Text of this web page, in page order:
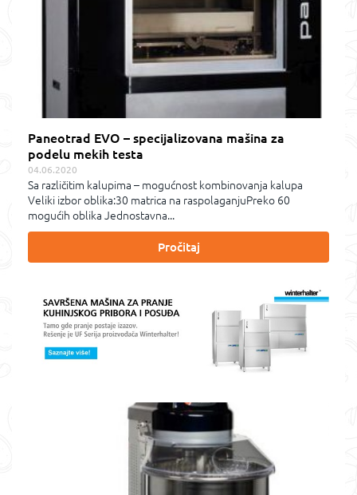
Paneotrad EVO – specijalizovana mašina za
podelu mekih testa
04.06.2020
Sa različitim kalupima – mogućnost kombinovanja kalupa
Veliki izbor oblika:30 matrica na raspolaganjuPreko 60
mogućih oblika Jednostavna...
Pročitaj